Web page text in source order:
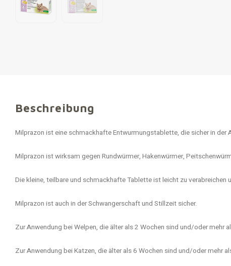
Beschreibung
Milprazon ist eine schmackhafte Entwurmungstablette, die sicher in
Milprazon ist wirksam gegen Rundwürmer, Hakenwürmer,
Die kleine, teilbare und schmackhafte Tablette ist leicht zu
Milprazon ist auch in der Schwangerschaft und Stillzeit sicher.
Zur Anwendung bei Welpen, die älter als 2 Wochen sind und/oder mehr
Zur Anwendung bei Katzen, die älter als 6 Wochen sind und/oder mehr